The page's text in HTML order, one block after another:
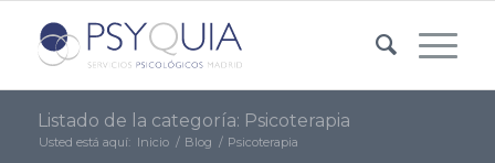
Listado de la categoría: Psicoterapia
Usted está aquí: Inicio / Blog / Psicoterapia